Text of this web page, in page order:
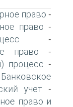
право -
право -
-
право -
процесс -
Банковское
учет -
право и